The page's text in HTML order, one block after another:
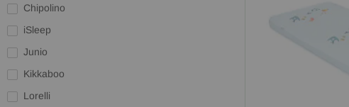
Chipolino
iSleep
Junio
Kikkaboo
Lorelli